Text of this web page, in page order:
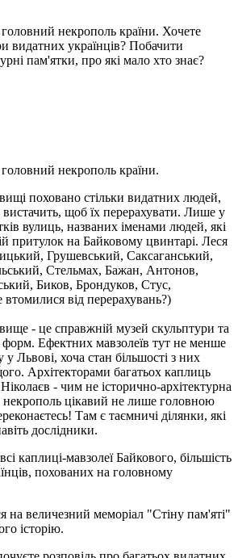
некрополь країни. Хочете
видатних українців? Побачити
пам'ятки, про які мало хто знає?
некрополь країни.
поховано стільки видатних людей,
щоб їх перерахувати. Лише у
вулиць, названих іменами людей, які
притулок на Байковому цвинтарі. Леся
Грушевський, Саксаганський,
Стельмах, Бажан, Антонов,
Биков, Брондуков, Стус,
від перерахувань?)
- це справжній музей скульптури та
форм. Ефектних мавзолеїв тут не менше
Львові, хоча стан більшості з них
Архітекторами багатьох каплиць
- чим не історично-архітектурна
цікавий не лише головною
Там є таємничі ділянки, які
дослідники.
каплиці-мавзолеї Байкового, більшість
похованих на головному
величезний меморіал "Стіну пам'яті"
історію.